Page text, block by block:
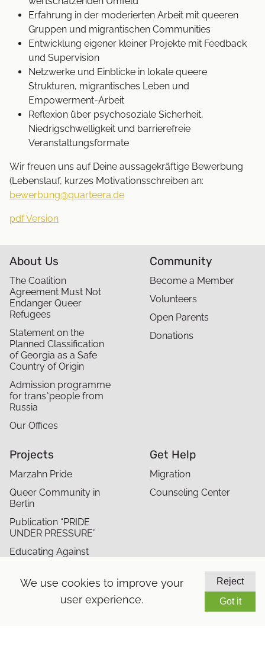
Erfahrung in der moderierten Arbeit mit queeren
Gruppen und migrantischen Communities
Entwicklung eigener kleiner Projekte mit Feedback
und Supervision
Netzwerke und Einblicke in lokale queere
Strukturen, migrantisches Leben und
Empowerment-Arbeit
Reflexion über psychosoziale Sicherheit,
Niedrigschwelligkeit und barrierefreie
Veranstaltungsformate
Wir freuen uns auf Deine aussagekräftige Bewerbung
(Lebenslauf, kurzes Motivationsschreiben an:
bewerbung@quarteera.de
pdf Version
We use cookies to improve your
user experience.
Reject
Got it
About Us
The Coalition
Agreement Must Not
Endanger Queer
Refugees
Statement on the
Planned Classification
of Georgia as a Safe
Country of Origin
Admission programme
for trans*people from
Russia
Our Offices
Community
Become a Member
Volunteers
Open Parents
Donations
Projects
Marzahn Pride
Queer Community in
Berlin
Publication “PRIDE
UNDER PRESSURE”
Educating Against
Communities
Get Help
Migration
Counseling Center